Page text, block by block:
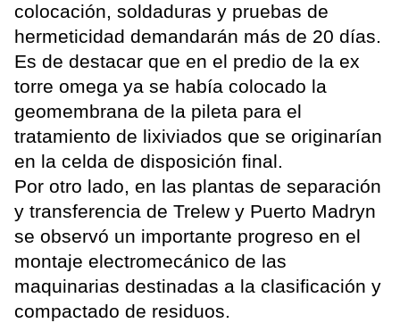
colocación, soldaduras y pruebas de
hermeticidad demandarán más de 20 días.
Es de destacar que en el predio de la ex
torre omega ya se había colocado la
geomembrana de la pileta para el
tratamiento de lixiviados que se originarían
en la celda de disposición final.
Por otro lado, en las plantas de separación
y transferencia de Trelew y Puerto Madryn
se observó un importante progreso en el
montaje electromecánico de las
maquinarias destinadas a la clasificación y
compactado de residuos.